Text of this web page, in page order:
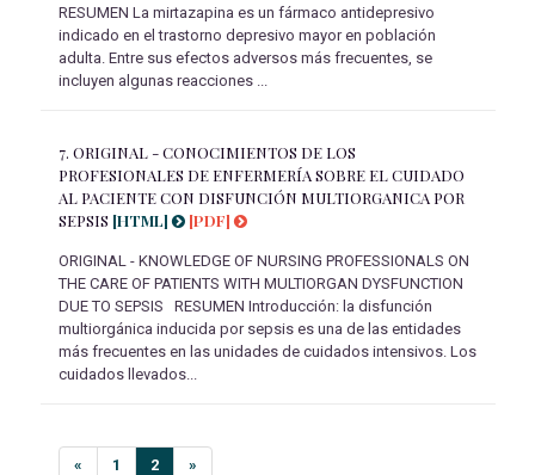
RESUMEN La mirtazapina es un fármaco antidepresivo
indicado en el trastorno depresivo mayor en población
adulta. Entre sus efectos adversos más frecuentes, se
incluyen algunas reacciones ...
7. ORIGINAL - CONOCIMIENTOS DE LOS
PROFESIONALES DE ENFERMERÍA SOBRE EL CUIDADO
AL PACIENTE CON DISFUNCIÓN MULTIORGANICA POR
SEPSIS [HTML] [PDF]
ORIGINAL - KNOWLEDGE OF NURSING PROFESSIONALS ON
THE CARE OF PATIENTS WITH MULTIORGAN DYSFUNCTION
DUE TO SEPSIS RESUMEN Introducción: la disfunción
multiorgánica inducida por sepsis es una de las entidades
más frecuentes en las unidades de cuidados intensivos. Los
cuidados llevados...
« 1 2 »